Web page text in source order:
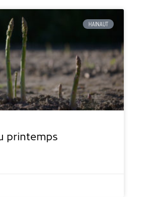
HAINAUT
printemps